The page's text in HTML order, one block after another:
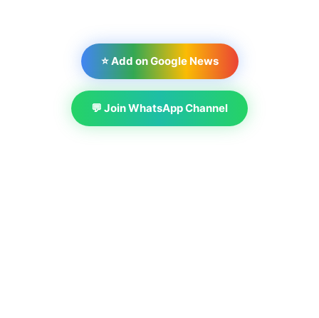
⭐ Add on Google News
💬 Join WhatsApp Channel